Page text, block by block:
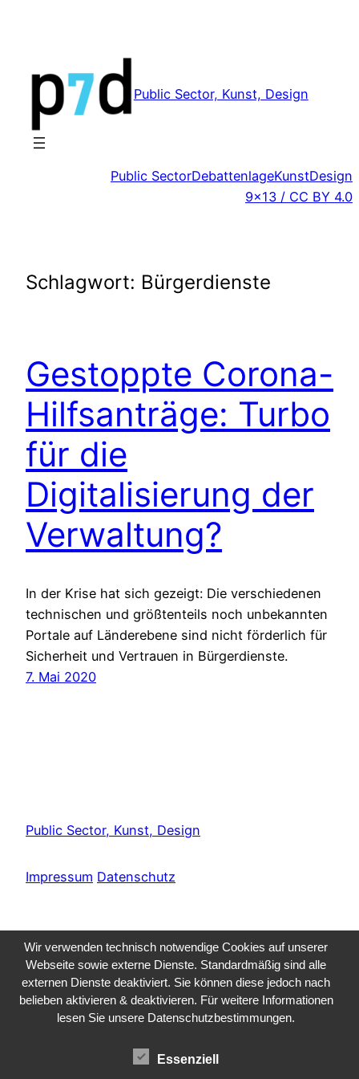
Public Sector, Kunst, Design
Public SectorDebattenlageKunstDesign
9×13 / CC BY 4.0
Schlagwort: Bürgerdienste
Gestoppte Corona-
Hilfsanträge: Turbo
für die
Digitalisierung der
Verwaltung?
In der Krise hat sich gezeigt: Die verschiedenen
technischen und größtenteils noch unbekannten
Portale auf Länderebene sind nicht förderlich für
Sicherheit und Vertrauen in Bürgerdienste.
7. Mai 2020
Public Sector, Kunst, Design
Impressum Datenschutz
Wir verwenden technisch notwendige Cookies auf unserer
Webseite sowie externe Dienste. Standardmäßig sind alle
externen Dienste deaktiviert. Sie können diese jedoch nach
belieben aktivieren & deaktivieren. Für weitere Informationen
lesen Sie unsere Datenschutzbestimmungen.
Essenziell